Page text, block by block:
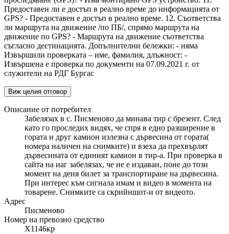
Предоставен ли е достъп в реално време до информацията от
GPS? - Предоставен е достъп в реално време. 12. Съответства
ли маршрута на движение /по ПБ/, спрямо маршрута на
движение по GPS? - Маршрута на движение съответства
съгласно дестинацията. Допълнителни бележки: - няма
Извършили проверката – име, фамилия, длъжност: -
Извършена е проверка по документи на 07.09.2021 г. от
служители на РДГ Бургас
Виж целия отговор
Описание от потребител
Забелязах в с. Писменово да минава тир с брезент. След
като го проследих видях, че спря в едно разширение в
гората и друг камион излезна с дървесина от гората(
номера наличен на снимките) и взеха да прехвърлят
дървесината от единият камион в тир-а. При проверка в
сайта на иаг забелязах, че не е издаван, поне до този
момент на деня билет за транспортиране на дървесина.
При интерес към сигнала имам и видео в момента на
товарене. Снимките са скрийншот-и от видеото.
Адрес
Писменово
Номер на превозно средство
Х1146кр